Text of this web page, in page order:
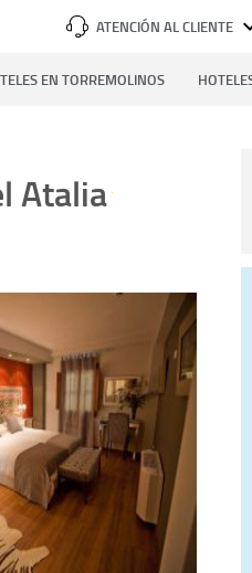
ATENCIÓN AL CLIENTE
EN TORREMOLINOS
Atalia